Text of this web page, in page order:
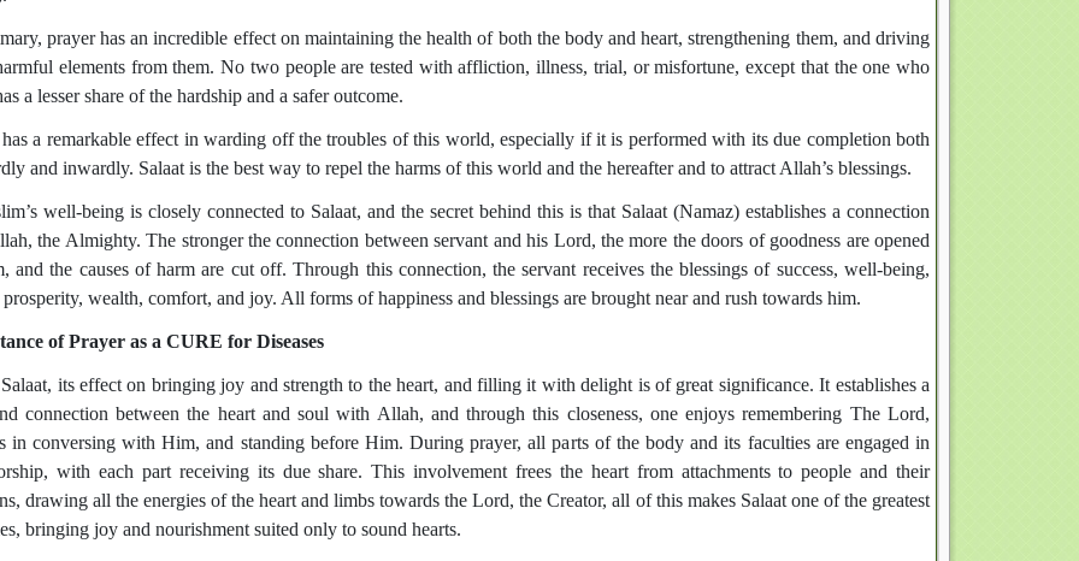
prayer has an incredible effect on maintaining the health of both the body and heart, strengthening them, and driving
elements from them. No two people are tested with affliction, illness, trial, or misfortune, except that the one who
a lesser share of the hardship and a safer outcome.
has a remarkable effect in warding off the troubles of this world, especially if it is performed with its due completion both
and inwardly. Salaat is the best way to repel the harms of this world and the hereafter and to attract Allah’s blessings.
well-being is closely connected to Salaat, and the secret behind this is that Salaat (Namaz) establishes a connection
the Almighty. The stronger the connection between servant and his Lord, the more the doors of goodness are opened
and the causes of harm are cut off. Through this connection, the servant receives the blessings of success, well-being,
wealth, comfort, and joy. All forms of happiness and blessings are brought near and rush towards him.
of Prayer as a CURE for Diseases
its effect on bringing joy and strength to the heart, and filling it with delight is of great significance. It establishes a
connection between the heart and soul with Allah, and through this closeness, one enjoys remembering The Lord,
in conversing with Him, and standing before Him. During prayer, all parts of the body and its faculties are engaged in
with each part receiving its due share. This involvement frees the heart from attachments to people and their
drawing all the energies of the heart and limbs towards the Lord, the Creator, all of this makes Salaat one of the greatest
bringing joy and nourishment suited only to sound hearts.